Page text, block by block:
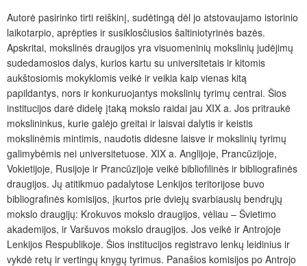
Autorė pasirinko tirti reiškinį, sudėtingą dėl jo atstovaujamo istorinio
laikotarpio, aprėpties ir susiklosčiusios šaltiniotyrinės bazės.
Apskritai, mokslinės draugijos yra visuomeninių mokslinių judėjimų
sudedamosios dalys, kurios kartu su universitetais ir kitomis
aukštosiomis mokyklomis veikė ir veikia kaip vienas kitą
papildantys, nors ir konkuruojantys mokslinių tyrimų centrai. Šios
institucijos darė didelę įtaką mokslo raidai jau XIX a. Jos pritraukė
mokslininkus, kurie galėjo greitai ir laisvai dalytis ir keistis
mokslinėmis mintimis, naudotis didesne laisve ir mokslinių tyrimų
galimybėmis nei universitetuose. XIX a. Anglijoje, Prancūzijoje,
Vokietijoje, Rusijoje ir Prancūzijoje veikė bibliofilinės ir bibliografinės
draugijos. Jų atitikmuo padalytose Lenkijos teritorijose buvo
bibliografinės komisijos, įkurtos prie dviejų svarbiausių bendrųjų
mokslo draugijų: Krokuvos mokslo draugijos, vėliau – Švietimo
akademijos, ir Varšuvos mokslo draugijos. Jos veikė ir Antrojoje
Lenkijos Respublikoje. Šios institucijos registravo lenkų leidinius ir
vykdė retų ir vertingų knygų tyrimus. Panašios komisijos po Antrojo